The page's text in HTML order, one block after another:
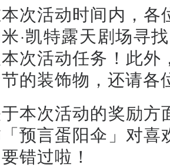
次活动时间内，
·凯特露天剧场寻
次活动任务！此
的装饰物，还请各
本次活动的奖励
预言蛋阳伞」对
错过啦！